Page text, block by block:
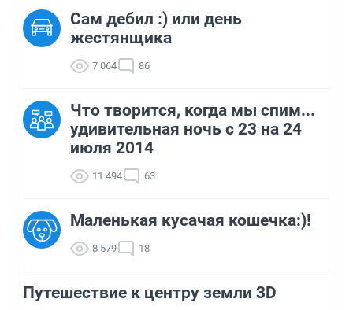
Сам дебил :) или день
жестянщика
7 064 86
Что творится, когда мы спим...
удивительная ночь с 23 на 24
июля 2014
11 494 63
Маленькая кусачая кошечка:)!
8 579 18
Путешествие к центру земли 3D